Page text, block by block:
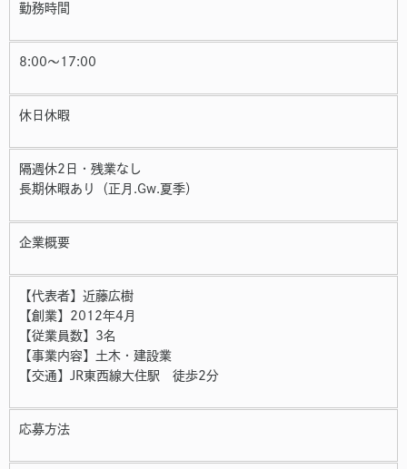
勤務時間
8:00～17:00
休日休暇
隔週休2日・残業なし
長期休暇あり（正月.Gw.夏季）
企業概要
【代表者】近藤広樹
【創業】2012年4月
【従業員数】3名
【事業内容】土木・建設業
【交通】JR東西線大住駅 徒歩2分
応募方法